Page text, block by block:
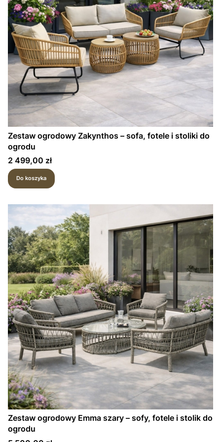
Zestaw ogrodowy Zakynthos – sofa, fotele i stoliki do
ogrodu
Cena
2 499,00 zł
Do koszyka
Zestaw ogrodowy Emma szary – sofy, fotele i stolik do
ogrodu